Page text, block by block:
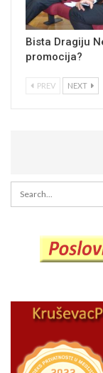
Bista Dragiju
promocija?
PREV NEXT